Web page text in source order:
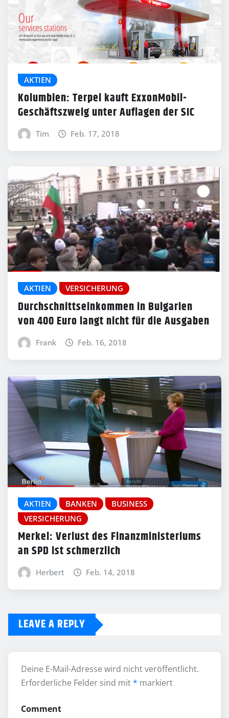
AKTIEN
Kolumbien: Terpel kauft ExxonMobil-
Geschäftszweig unter Auflagen der SIC
Tim Feb. 17, 2018
AKTIEN VERSICHERUNG
Durchschnittseinkommen in Bulgarien
von 400 Euro langt nicht für die Ausgaben
Frank Feb. 16, 2018
AKTIEN BANKEN
BUSINESS
VERSICHERUNG
Merkel: Verlust des Finanzministeriums
an SPD ist schmerzlich
Herbert Feb. 14, 2018
LEAVE A REPLY
Deine E-Mail-Adresse wird nicht veröffentlicht.
Erforderliche Felder sind mit* markiert
Comment